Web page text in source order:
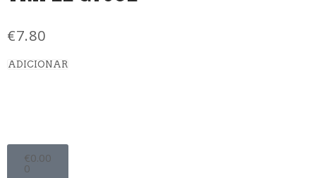
€7.80
ADICIONAR
€0.00
0